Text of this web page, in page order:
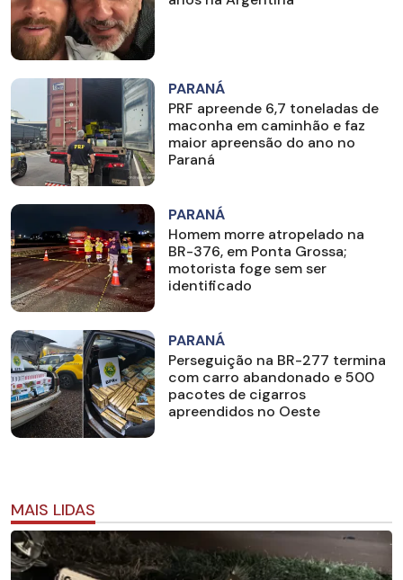
PARANÁ
PRF apreende 6,7 toneladas de
maconha em caminhão e faz
maior apreensão do ano no
Paraná
PARANÁ
Homem morre atropelado na
BR-376, em Ponta Grossa;
motorista foge sem ser
identificado
PARANÁ
Perseguição na BR-277 termina
com carro abandonado e 500
pacotes de cigarros
apreendidos no Oeste
MAIS LIDAS